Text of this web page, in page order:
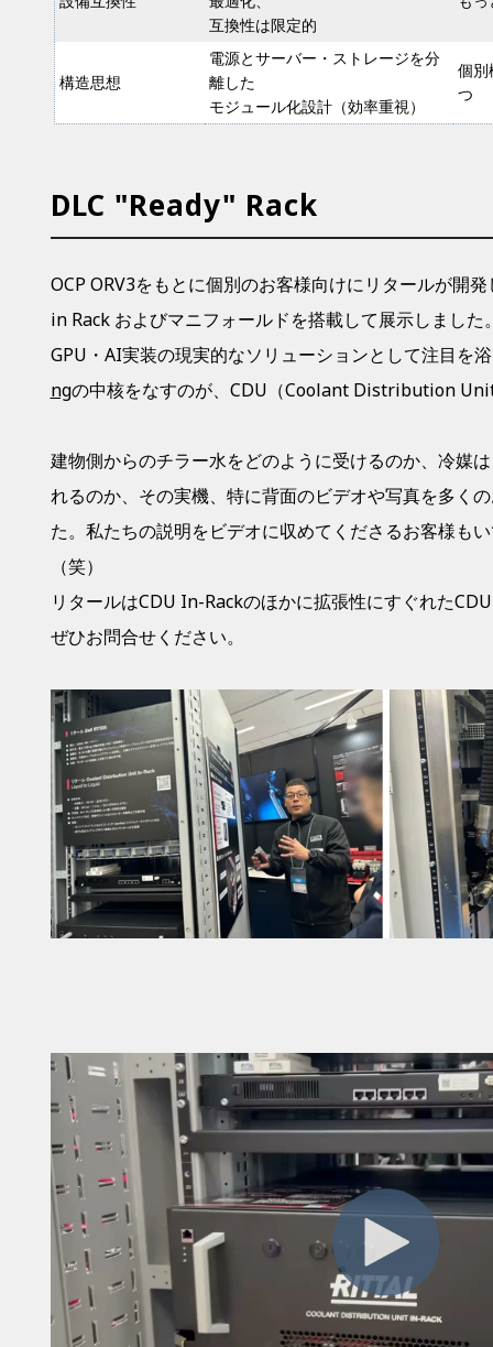
互換性は限定的
構造思想
電源とサーバー・ストレージを分
離した
モジュール化設計（効率重視）
個別
つ
DLC "Ready" Rack
OCP ORV3をもとに個別のお客様向けにリタールが開
in Rackおよびマニフォールドを搭載して展示しました
GPU・AI実装の現実的なソリューションとして注目を
ngの中核をなすのが、CDU（Coolant Distribution
建物側からのチラー水をどのように受けるのか、冷媒
れるのか、その実機、特に背面のビデオや写真を多く
た。私たちの説明をビデオに収めてくださるお客様も
（笑）
リタールはCDU In-Rackのほかに拡張性にすぐれた
ぜひお問合せください。